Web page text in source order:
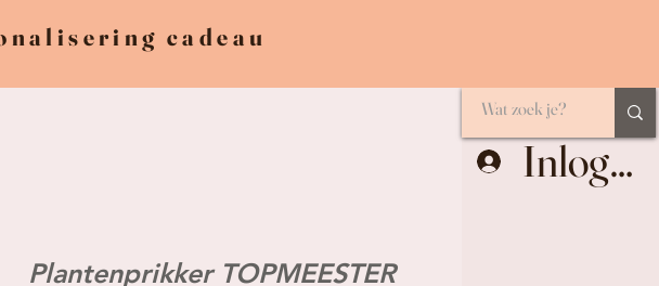
cadeau
Plantenprikker TOPMEESTER